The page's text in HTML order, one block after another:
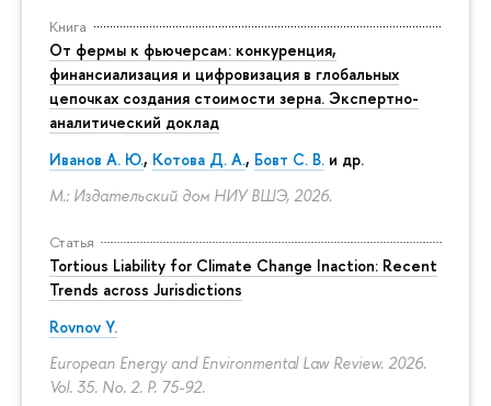
Книга
От фермы к фьючерсам: конкуренция,
финансиализация и цифровизация в глобальных
цепочках создания стоимости зерна. Экспертно-
аналитический доклад
Иванов А. Ю., Котова Д. А., Бовт С. В. и др.
М.: Издательский дом НИУ ВШЭ, 2026.
Статья
Tortious Liability for Climate Change Inaction: Recent
Trends across Jurisdictions
Rovnov Y.
European Energy and Environmental Law Review. 2026.
Vol. 35. No. 2. P. 75-92.